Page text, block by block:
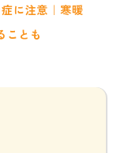
に注意｜寒暖
ことも